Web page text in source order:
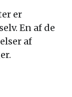
er
En af de
af